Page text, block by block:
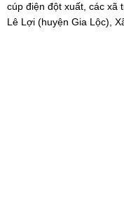
cúp điện đột xuất, các xã
Lê Lợi (huyện Gia Lộc),